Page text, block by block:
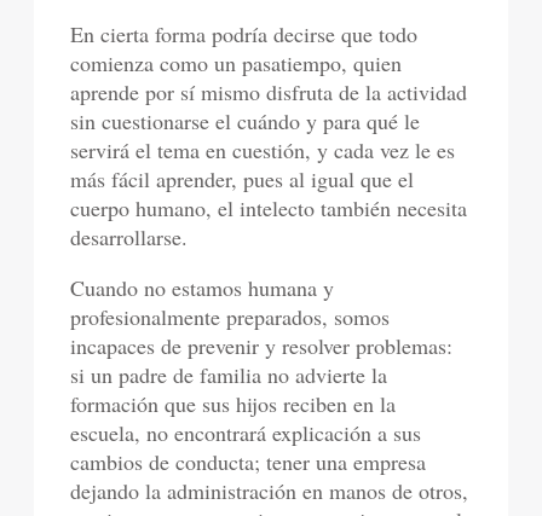
En cierta forma podría decirse que todo
comienza como un pasatiempo, quien
aprende por sí mismo disfruta de la actividad
sin cuestionarse el cuándo y para qué le
servirá el tema en cuestión, y cada vez le es
más fácil aprender, pues al igual que el
cuerpo humano, el intelecto también necesita
desarrollarse.
Cuando no estamos humana y
profesionalmente preparados, somos
incapaces de prevenir y resolver problemas:
si un padre de familia no advierte la
formación que sus hijos reciben en la
escuela, no encontrará explicación a sus
cambios de conducta; tener una empresa
dejando la administración en manos de otros,